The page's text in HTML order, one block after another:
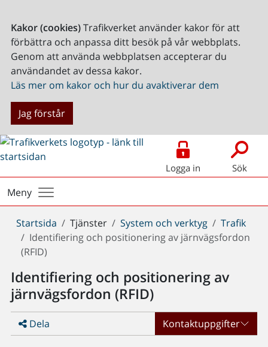
Kakor (cookies)Trafikverket använder kakor för att
förbättra och anpassa ditt besök på vår webbplats.
Genom att använda webbplatsen accepterar du
användandet av dessa kakor.
Läs mer om kakor och hur du avaktiverar dem
Jag förstår
Logga in Sök
Meny
Du
är
här:
Startsida Tjänster System och verktyg
Trafik
Identifiering och positionering av järnvägsfordon
(RFID)
Identifiering och positionering av
järnvägsfordon (RFID)
Dela Kontaktuppgifter